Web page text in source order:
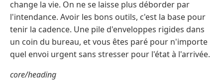
change la vie. On ne se laisse plus déborder par
l'intendance. Avoir les bons outils, c'est la base pour
tenir la cadence. Une pile d'enveloppes rigides dans
un coin du bureau, et vous êtes paré pour n'importe
quel envoi urgent sans stresser pour l'état à l'arrivée.
core/heading